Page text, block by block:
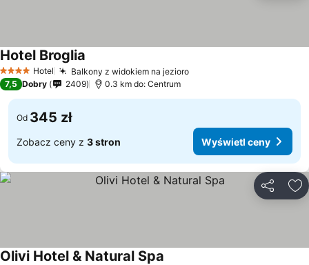
4 KategoriaHotel Balkony z widokiem na jezioroWyświetl ceny
Hotel Broglia
7,5 Dobry 2409 0.3 km do: Centrum
Od 345 zł
Zobacz ceny z 3 stron Wyświetl ceny
Olivi Hotel & Natural Spa